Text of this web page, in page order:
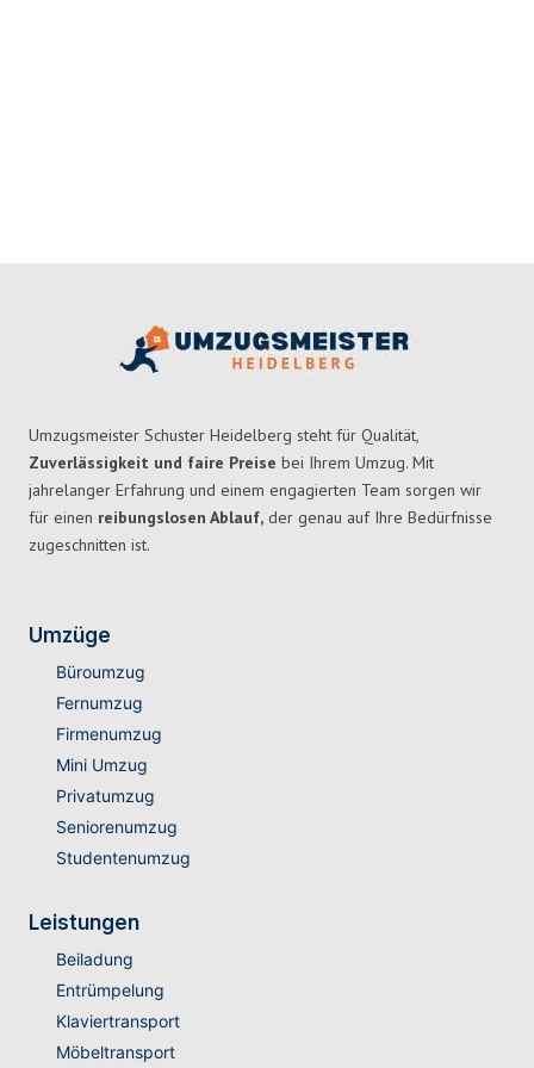
Umzugsmeister Schuster Heidelberg steht für Qualität,
Zuverlässigkeit und faire Preise bei Ihrem Umzug. Mit
jahrelanger Erfahrung und einem engagierten Team sorgen wir
für einen reibungslosen Ablauf, der genau auf Ihre Bedürfnisse
zugeschnitten ist.
Umzüge
Büroumzug
Fernumzug
Firmenumzug
Mini Umzug
Privatumzug
Seniorenumzug
Studentenumzug
Leistungen
Beiladung
Entrümpelung
Klaviertransport
Möbeltransport